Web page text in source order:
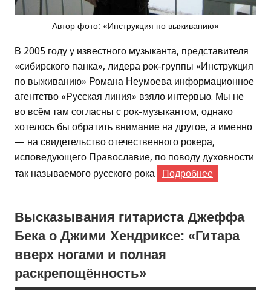
Автор фото: «Инструкция по выживанию»
В 2005 году у известного музыканта, представителя
«сибирского панка», лидера рок-группы «Инструкция
по выживанию» Романа Неумоева информационное
агентство «Русская линия» взяло интервью. Мы не
во всём там согласны с рок-музыкантом, однако
хотелось бы обратить внимание на другое, а именно
— на свидетельство отечественного рокера,
исповедующего Православие, по поводу духовности
так называемого русского рока
Подробнее
Высказывания гитариста Джеффа
Бека о Джими Хендриксе: «Гитара
вверх ногами и полная
раскрепощённость»